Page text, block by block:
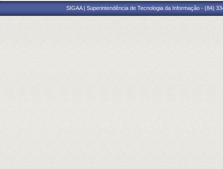
SIGAA | Superintendência de Tecnologia da Informação - (84)